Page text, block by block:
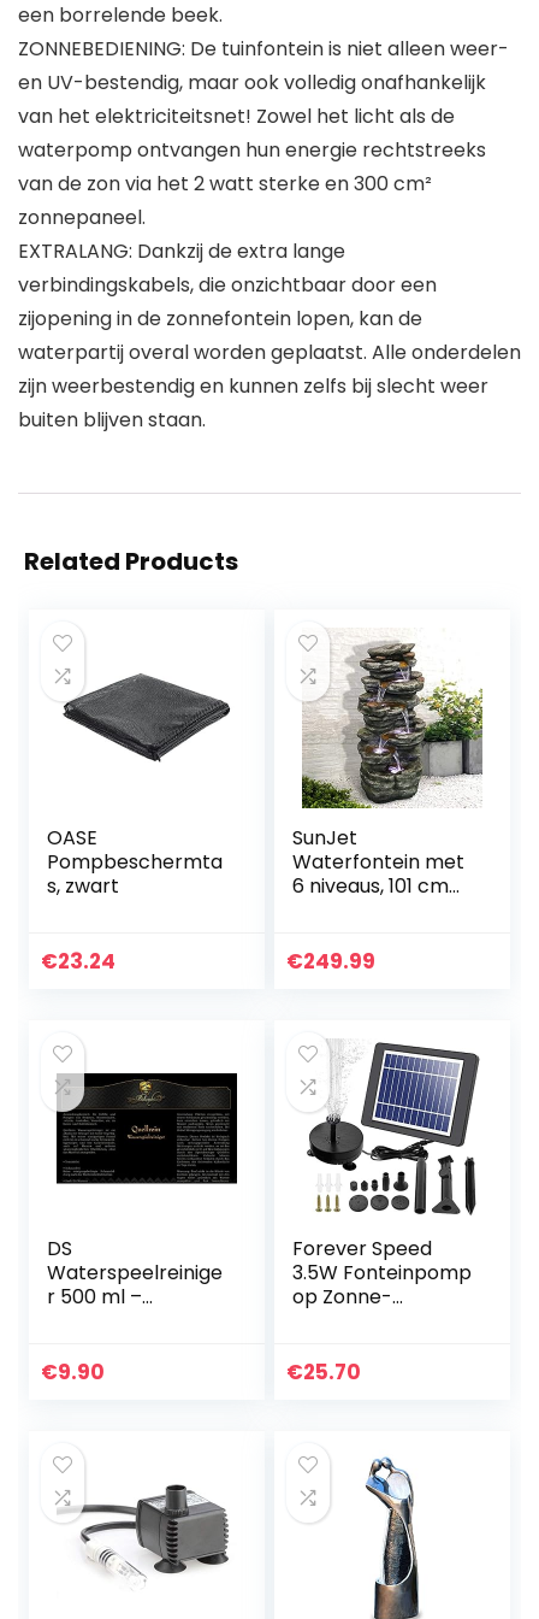
een borrelende beek.
ZONNEBEDIENING: De tuinfontein is niet alleen weer-
en UV-bestendig, maar ook volledig onafhankelijk
van het elektriciteitsnet! Zowel het licht als de
waterpomp ontvangen hun energie rechtstreeks
van de zon via het 2 watt sterke en 300 cm²
zonnepaneel.
EXTRALANG: Dankzij de extra lange
verbindingskabels, die onzichtbaar door een
zijopening in de zonnefontein lopen, kan de
waterpartij overal worden geplaatst. Alle onderdelen
zijn weerbestendig en kunnen zelfs bij slecht weer
buiten blijven staan.
Related Products
OASE
Pompbeschermta
s, zwart
€23.24
SunJet
Waterfontein met
6 niveaus, 101 cm
waterval met
€249.99
DS
Waterspeelreinige
r 500 ml –
kamerfontein
€9.90
Forever Speed
3.5W Fonteinpomp
op Zonne-
Energie LED,Solar
€25.70